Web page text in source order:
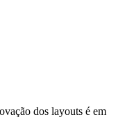
dos layouts é em